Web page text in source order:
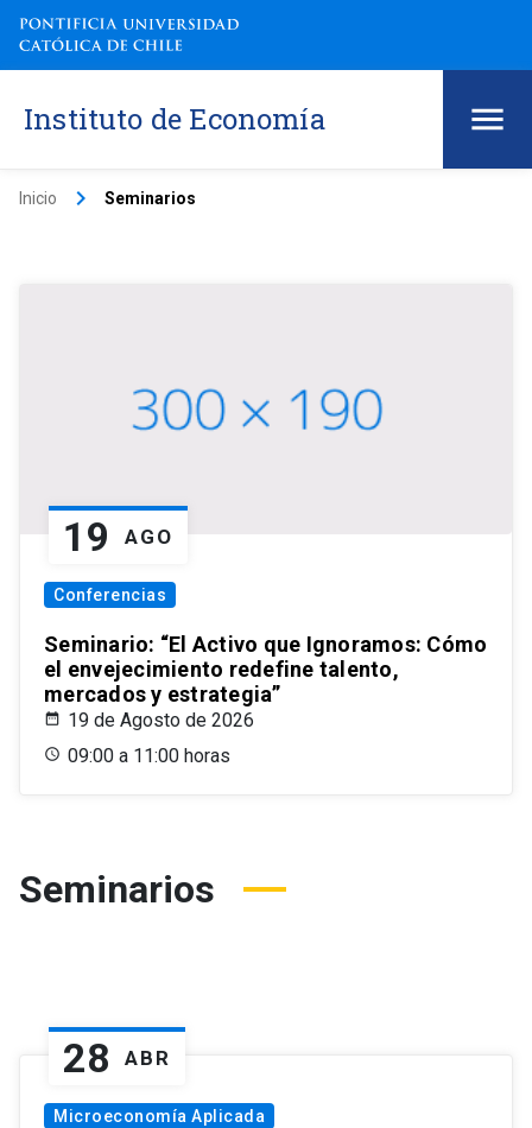
Instituto de Economía
Inicio keyboard_arrow_right Seminarios
19 AGO
Conferencias
Seminario: “El Activo que Ignoramos: Cómo
el envejecimiento redefine talento,
mercados y estrategia”
19 de Agosto de 2026
09:00 a 11:00 horas
Seminarios
28 ABR
Microeconomía Aplicada